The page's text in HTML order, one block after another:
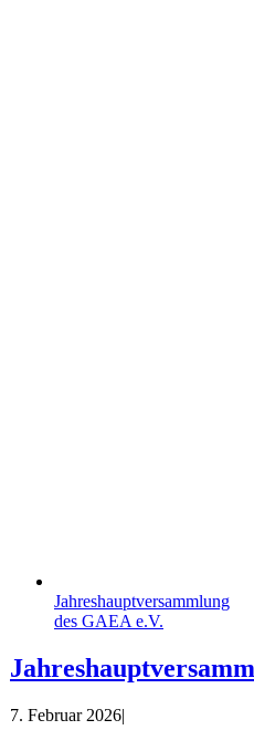
Jahreshauptversammlung
des GAEA e.V.
7. Februar 2026|